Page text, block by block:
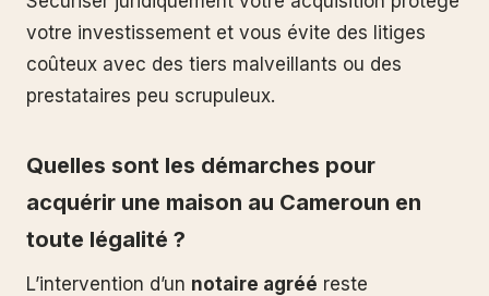
votre investissement et vous évite des litiges
coûteux avec des tiers malveillants ou des
prestataires peu scrupuleux.
Quelles sont les démarches pour
acquérir une maison au Cameroun en
toute légalité ?
L’intervention d’un notaire agréé reste